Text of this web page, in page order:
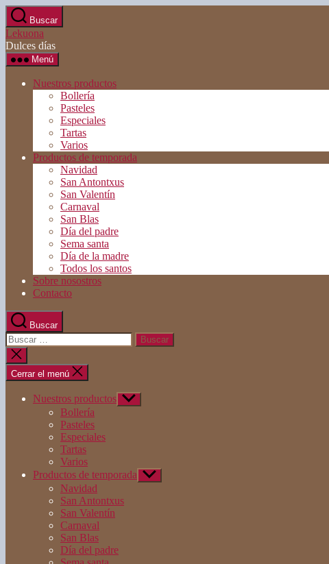
Saltar
contenido
Buscar
Lekuona
Dulces días
Menú
Nuestros productos
Bollería
Pasteles
Especiales
Tartas
Varios
Productos de temporada
Navidad
San Antontxus
San Valentín
Carnaval
San Blas
Día del padre
Sema santa
Día de la madre
Todos los santos
Sobre nosostros
Contacto
Buscar
Buscar:
Cerrar
la
búsqueda
Cerrar el menú
Nuestros productos Mostrar
el
Bollería
Pasteles
Especiales
Tartas
Varios
Productos de temporada Mostrar
el
Navidad
San Antontxus
San Valentín
Carnaval
San Blas
Día del padre